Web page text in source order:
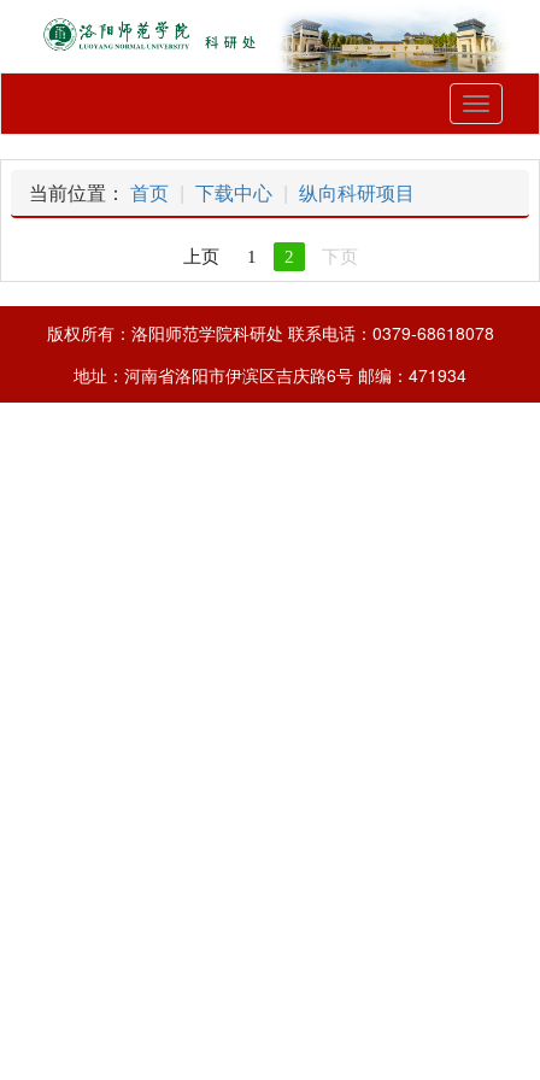
Toggle
当前位置： 首页 下载中心 纵向科研项目
上页 1 2 下页
版权所有：洛阳师范学院科研处 联系电话：0379-68618078
地址：河南省洛阳市伊滨区吉庆路6号 邮编：471934